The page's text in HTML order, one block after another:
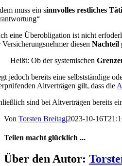
muss ein sinnvolles restliches
eine Überobligation ist nicht
Versicherungsnehmer diesenNachteil
Heißt: Ob der systemischen
jedoch bereits eine selbstständige
Altverträgen gilt, dass die
sind bei Altverträgen bereits
Von Torsten Breitag|2023-10-
Teilen macht glücklich ...
Facebook
X
Über den Autor: